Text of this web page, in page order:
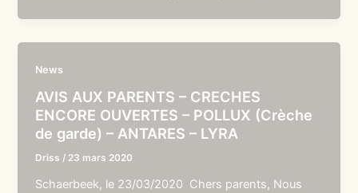
News
AVIS AUX PARENTS – CRECHES
ENCORE OUVERTES – POLLUX (Crèche
de garde) – ANTARES – LYRA
Driss / 23 mars 2020
Schaerbeek, le 23/03/2020 Chers parents, Nous